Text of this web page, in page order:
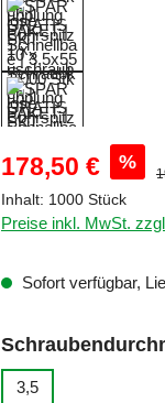
Verkaufspreis:
178,50 € %
Inhalt: 1000 Stück
Preise inkl. MwSt.
Sofort verfügbar,
3,5